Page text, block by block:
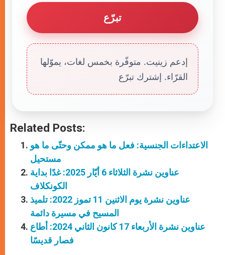
تبرّع
إدعم زينيت. متوفّرة بخمس لغات، يموّلها
القرّاء. إشترك تبرّع
Related Posts:
الاعتداءات الجنسية: فعل ما هو ممكن وحتّى ما هو
مستحيل
عناوين نشرة الثلاثاء 6 أيّار 2025: غدًا بداية
الكونكلاف
عناوين نشرة يوم الاثنين 11 تموز 2022: تلميذ
المسيح في مسيرة دائمة
عناوين نشرة الأربعاء 17 كانون الثاني 2024: أطاع
فصار قديسًا